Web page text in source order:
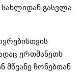
გასვლა
ერთმანეთს
მწვანე ზონებთან